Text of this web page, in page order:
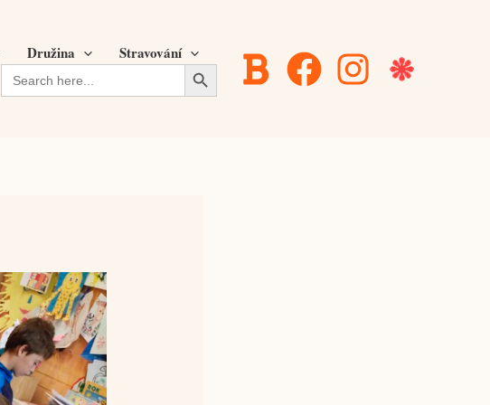
Družina
Stravování
Search
for:
Search Button